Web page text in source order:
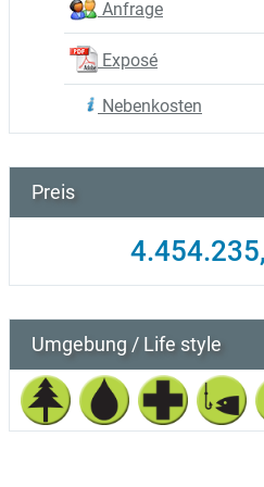
Anfrage
Exposé
Nebenkosten
Preis
Umgebung / Life style